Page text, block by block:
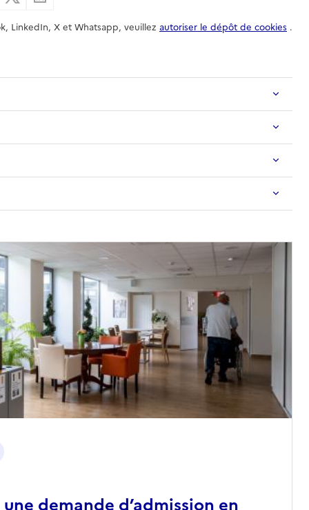
LinkedIn, X et Whatsapp, veuillez autoriser le dépôt de cookies .
demande d’admission en